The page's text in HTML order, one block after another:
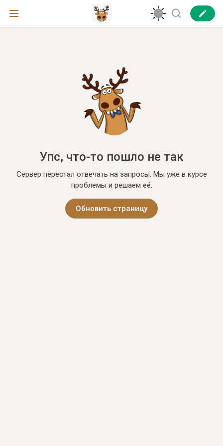
Упс, что-то пошло не так
Сервер перестал отвечать на запросы. Мы уже в курсе
проблемы и решаем её.
Обновить страницу